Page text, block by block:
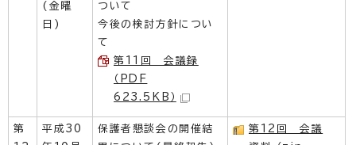
(金曜
日)
ついて
今後の検討方針につい
て
第11回 会議録
（PDF
623.5KB）
第
平成30
保護者懇談会の開催結
第12回 会議